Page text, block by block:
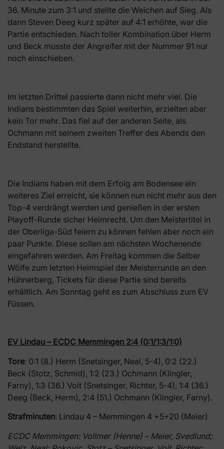
36. Minute zum 3:1 und stellte die Weichen auf Sieg. Als
dann Steven Deeg kurz später auf 4:1 erhöhte, war die
Partie entschieden. Nach toller Kombination über Herm
und Beck musste der Angreifer mit der Nummer 91 nur
noch einschieben.
Im letzten Drittel passierte dann nicht mehr viel. Die
Indians bestimmten das Spiel weiterhin, erzielten aber
kein Tor mehr. Das fiel auf der anderen Seite, als
Ochmann mit seinem zweiten Treffer des Abends den
Endstand herstellte.
Die Indians haben mit dem Erfolg am Bodensee ein
weiteres Ziel erreicht, sie können nun nicht mehr aus den
Top-4 verdrängt werden und genießen in der ersten
Playoff-Runde sicher Heimrecht. Um den Meistertitel in
der Oberliga-Süd feiern zu können fehlen aber noch ein
paar Punkte. Diese sollen am nächsten Wochenende
eingefahren werden. Am Freitag kommen die Selber
Wölfe zum letzten Heimspiel der Meisterrunde an den
Hühnerberg, Tickets für diese Partie sind bereits
erhältlich. Am Sonntag geht es zum Abschluss zum EV
Füssen.
EV Lindau – ECDC Memmingen 2:4 (0:1/1:3/1:0)
Tore: 0:1 (8.) Herm (Snetsinger, Neal, 5-4), 0:2 (22.)
Beck (Stotz, Schmid), 1:2 (23.) Ochmann (Klingler,
Farny), 1:3 (36.) Voit (Snetsinger, Richter, 5-4), 1:4 (36.)
Deeg (Beck, Herm), 2:4 (51.) Ochmann (Klingler, Farny).
Strafminuten: Lindau 4 – Memmingen 4 +5+20 (Meier)
ECDC Memmingen: Vollmer (Henne) – Meier, Svedlund;